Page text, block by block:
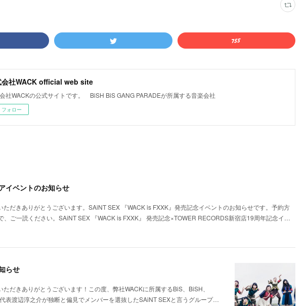
会社WACK official web site
社WACKの公式サイトです。 BiSH BiS GANG PARADEが所属する音楽会社
フォロー
イベントのお知らせ
ただきありがとうございます。SAiNT SEX 『WACK is FXXK』発売記念イベントのお知らせです。予約方
、ご一読ください。SAiNT SEX 『WACK is FXXK』 発売記念×TOWER RECORDS新宿店19周年記念イ…
らせ
ただきありがとうございます！この度、弊社WACKに所属するBiS、BiSH、
表渡辺淳之介が独断と偏見でメンバーを選抜したSAiNT SEXと言うグループ…